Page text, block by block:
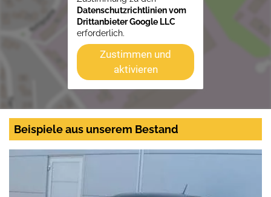
Datenschutzrichtlinien vom
Drittanbieter Google LLC
erforderlich.
Zustimmen und
aktivieren
Beispiele aus unserem Bestand